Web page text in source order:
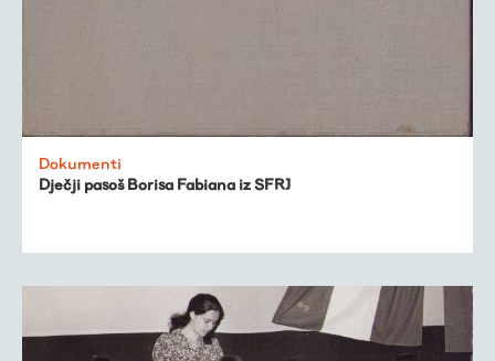
Dokumenti
Dječji pasoš Borisa Fabiana iz SFRJ